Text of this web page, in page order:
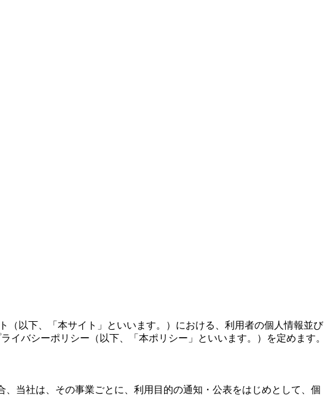
以下、「本サイト」といいます。）における、利用者の個人情報並び
イバシーポリシー（以下、「本ポリシー」といいます。）を定めます。
当社は、その事業ごとに、利用目的の通知・公表をはじめとして、個